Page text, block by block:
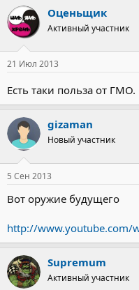
Оценьщик
Активный участник
21 Июл 2013
Есть таки польза от ГМО.
gizaman
Новый участник
5 Сен 2013
Вот оружие будущего
http://www.youtube.com/
Supremum
Активный участник